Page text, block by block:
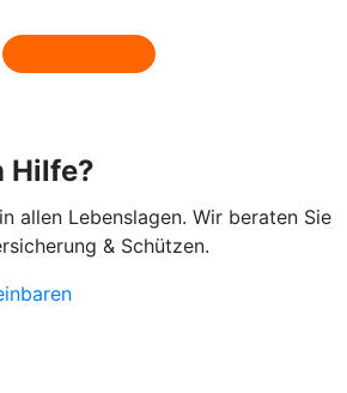
Hilfe?
allen Lebenslagen. Wir beraten Sie
& Schützen.